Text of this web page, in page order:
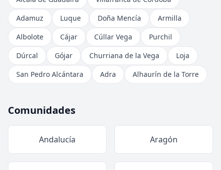
Adamuz
Luque Doña Mencía
Armilla
Albolote
Cájar Cúllar Vega
Purchil
Dúrcal
Gójar Churriana de la Vega
Loja
San Pedro Alcántara
Adra Alhaurín de la Torre
Comunidades
Andalucía Aragón